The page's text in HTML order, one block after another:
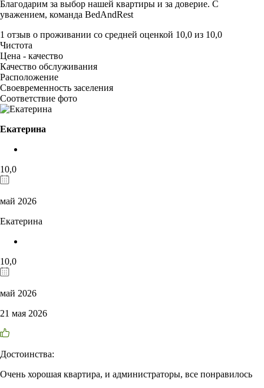
Благодарим за выбор нашей квартиры и за доверие. С
уважением, команда BedAndRest
1 отзыв о проживании со средней оценкой 10,0 из 10,0
Чистота
Цена - качество
Качество обслуживания
Расположение
Своевременность заселения
Соответствие фото
Екатерина
10,0
май 2026
Екатерина
10,0
май 2026
21 мая 2026
Достоинства:
Очень хорошая квартира, и администраторы, все понравилось